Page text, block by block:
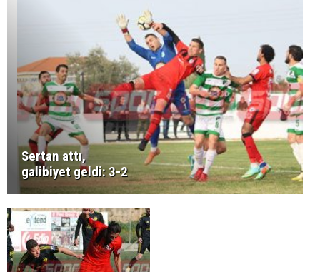
Sertan attı,
galibiyet geldi: 3-2